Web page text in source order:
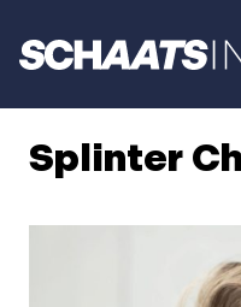
Splinter